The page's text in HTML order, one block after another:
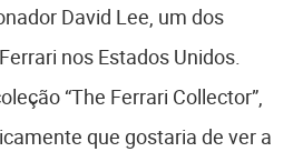
David Lee, um dos
nos Estados Unidos.
“The Ferrari Collector”,
que gostaria de ver a